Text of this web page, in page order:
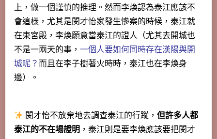
上，做一個謹慎的推理。然而李煥認為泰江應該不
會這樣， 尤其是閔才怡家發生慘案的時候，泰江就
在東宮殿 ，李煥願意當泰江的證人（尤其去開城也
不是一兩天的事， 一個人要如何同時存在漢陽與開
城呢？ 而且在李子樹著火時時，泰江也在李煥身
邊）。
閔才怡不放棄地去調查泰江的行蹤，但許多人都
泰江的不在場證明 ，泰江則是要李煥應該要把閔才